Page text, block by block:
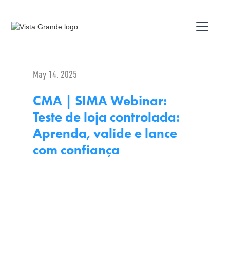
May 14, 2025
CMA | SIMA Webinar:
Teste de loja controlada:
Aprenda, valide e lance
com confiança